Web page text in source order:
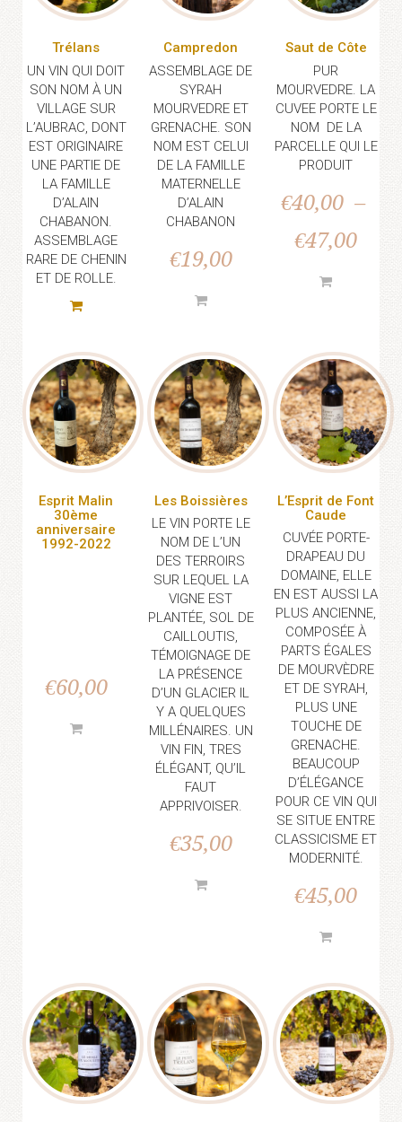
Trélans
UN VIN QUI DOIT
SON NOM À UN
VILLAGE SUR
L’AUBRAC, DONT
EST ORIGINAIRE
UNE PARTIE DE
LA FAMILLE
D’ALAIN
CHABANON.
ASSEMBLAGE
RARE DE CHENIN
ET DE ROLLE.
Campredon
ASSEMBLAGE DE
SYRAH
MOURVEDRE ET
GRENACHE. SON
NOM EST CELUI
DE LA FAMILLE
MATERNELLE
D’ALAIN
CHABANON
€19,00
Saut de Côte
PUR
MOURVEDRE. LA
CUVEE PORTE LE
NOM DE LA
PARCELLE QUI LE
PRODUIT
€40,00 –
€47,00
Esprit Malin
30ème
anniversaire
1992-2022
€60,00
Les Boissières
LE VIN PORTE LE
NOM DE L’UN
DES TERROIRS
SUR LEQUEL LA
VIGNE EST
PLANTÉE, SOL DE
CAILLOUTIS,
TÉMOIGNAGE DE
LA PRÉSENCE
D’UN GLACIER IL
Y A QUELQUES
MILLÉNAIRES. UN
VIN FIN, TRES
ÉLÉGANT, QU’IL
FAUT
APPRIVOISER.
€35,00
L’Esprit de Font
Caude
CUVÉE PORTE-
DRAPEAU DU
DOMAINE, ELLE
EN EST AUSSI LA
PLUS ANCIENNE,
COMPOSÉE À
PARTS ÉGALES
DE MOURVÈDRE
ET DE SYRAH,
PLUS UNE
TOUCHE DE
GRENACHE.
BEAUCOUP
D’ÉLÉGANCE
POUR CE VIN QUI
SE SITUE ENTRE
CLASSICISME ET
MODERNITÉ.
€45,00